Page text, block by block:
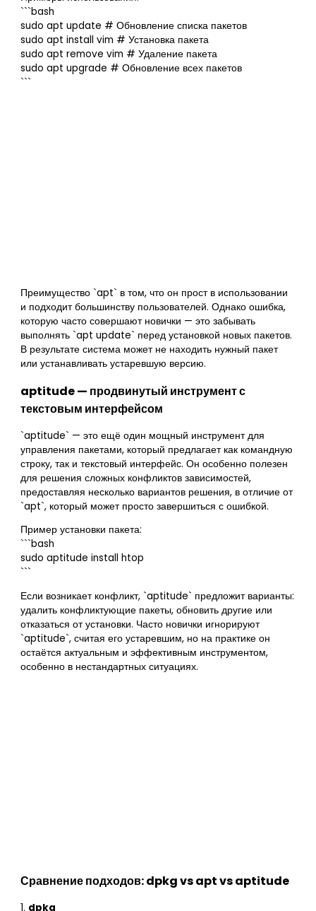
```bash
sudo apt update # Обновление списка пакетов
sudo apt install vim # Установка пакета
sudo apt remove vim # Удаление пакета
sudo apt upgrade # Обновление всех пакетов
```
Преимущество `apt` в том, что он прост в использовании
и подходит большинству пользователей. Однако ошибка,
которую часто совершают новички — это забывать
выполнять `apt update` перед установкой новых пакетов.
В результате система может не находить нужный пакет
или устанавливать устаревшую версию.
aptitude — продвинутый инструмент с
текстовым интерфейсом
`aptitude` — это ещё один мощный инструмент для
управления пакетами, который предлагает как командную
строку, так и текстовый интерфейс. Он особенно полезен
для решения сложных конфликтов зависимостей,
предоставляя несколько вариантов решения, в отличие от
`apt`, который может просто завершиться с ошибкой.
Пример установки пакета:
```bash
sudo aptitude install htop
```
Если возникает конфликт, `aptitude` предложит варианты:
удалить конфликтующие пакеты, обновить другие или
отказаться от установки. Часто новички игнорируют
`aptitude`, считая его устаревшим, но на практике он
остаётся актуальным и эффективным инструментом,
особенно в нестандартных ситуациях.
Сравнение подходов: dpkg vs apt vs aptitude
1. dpkg